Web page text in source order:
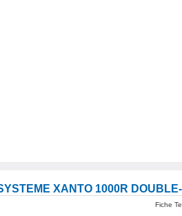
XANTO 1000R
Fiche